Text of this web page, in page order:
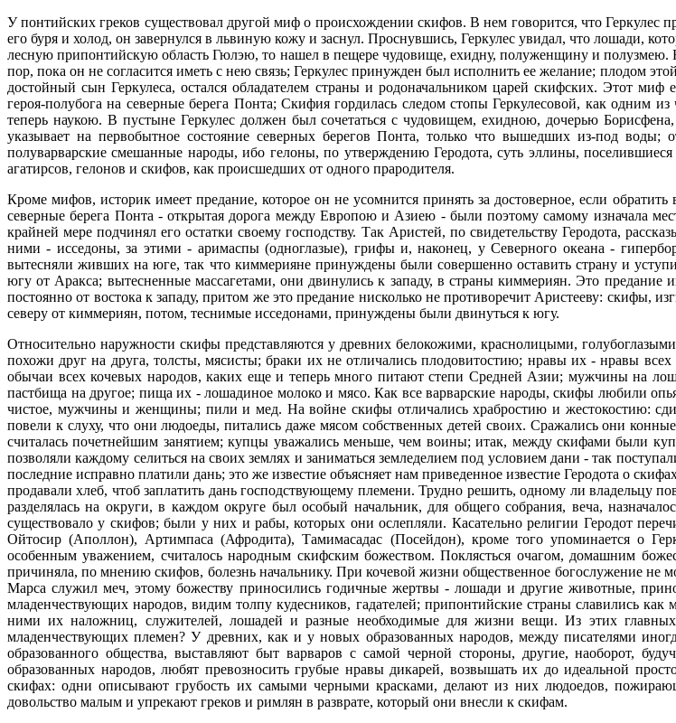
У понтийских греков существовал другой миф о происхождении скифов. В нем говорится, что Геркулес
его буря и холод, он завернулся в львиную кожу и заснул. Проснувшись, Геркулес увидал, что лошади,
лесную припонтийскую область Гюлэю, то нашел в пещере чудовище, ехидну, полуженщину и полузмею.
пор, пока он не согласится иметь с нею связь; Геркулес принужден был исполнить ее желание; плодом
достойный сын Геркулеса, остался обладателем страны и родоначальником царей скифских. Этот миф
героя-полубога на северные берега Понта; Скифия гордилась следом стопы Геркулесовой, как одним
теперь наукою. В пустыне Геркулес должен был сочетаться с чудовищем, ехидною, дочерью
указывает на первобытное состояние северных берегов Понта, только что вышедших из-под воды;
полуварварские смешанные народы, ибо гелоны, по утверждению Геродота, суть эллины,
агатирсов, гелонов и скифов, как происшедших от одного прародителя.
Кроме мифов, историк имеет предание, которое он не усомнится принять за достоверное, если
северные берега Понта - открытая дорога между Европою и Азиею - были поэтому самому изначала
крайней мере подчинял его остатки своему господству. Так Аристей, по свидетельству Геродота,
ними - исседоны, за этими - аримаспы (одноглазые), грифы и, наконец, у Северного океана -
вытесняли живших на юге, так что киммерияне принуждены были совершенно оставить страну и
югу от Аракса; вытесненные массагетами, они двинулись к западу, в страны киммериян. Это
постоянно от востока к западу, притом же это предание нисколько не противоречит Аристееву: скифы,
северу от киммериян, потом, теснимые исседонами, принуждены были двинуться к югу.
Относительно наружности скифы представляются у древних белокожими, краснолицыми,
похожи друг на друга, толсты, мясисты; браки их не отличались плодовитостию; нравы их - нравы
обычаи всех кочевых народов, каких еще и теперь много питают степи Средней Азии; мужчины на
пастбища на другое; пища их - лошадиное молоко и мясо. Как все варварские народы, скифы любили
чистое, мужчины и женщины; пили и мед. На войне скифы отличались храбростию и жестокостию:
повели к слуху, что они людоеды, питались даже мясом собственных детей своих. Сражались они
считалась почетнейшим занятием; купцы уважались меньше, чем воины; итак, между скифами были
позволяли каждому селиться на своих землях и заниматься земледелием под условием дани - так
последние исправно платили дань; это же известие объясняет нам приведенное известие Геродота о
продавали хлеб, чтоб заплатить дань господствующему племени. Трудно решить, одному ли
разделялась на округи, в каждом округе был особый начальник, для общего собрания, веча,
существовало у скифов; были у них и рабы, которых они ослепляли. Касательно религии Геродот
Ойтосир (Аполлон), Артимпаса (Афродита), Тамимасадас (Посейдон), кроме того упоминается о
особенным уважением, считалось народным скифским божеством. Поклясться очагом, домашним
причиняла, по мнению скифов, болезнь начальнику. При кочевой жизни общественное богослужение не
Марса служил меч, этому божеству приносились годичные жертвы - лошади и другие животные,
младенчествующих народов, видим толпу кудесников, гадателей; припонтийские страны славились
ними их наложниц, служителей, лошадей и разные необходимые для жизни вещи. Из этих
младенчествующих племен? У древних, как и у новых образованных народов, между писателями
образованного общества, выставляют быт варваров с самой черной стороны, другие, наоборот,
образованных народов, любят превозносить грубые нравы дикарей, возвышать их до идеальной
скифах: одни описывают грубость их самыми черными красками, делают из них людоедов,
довольство малым и упрекают греков и римлян в разврате, который они внесли к скифам.